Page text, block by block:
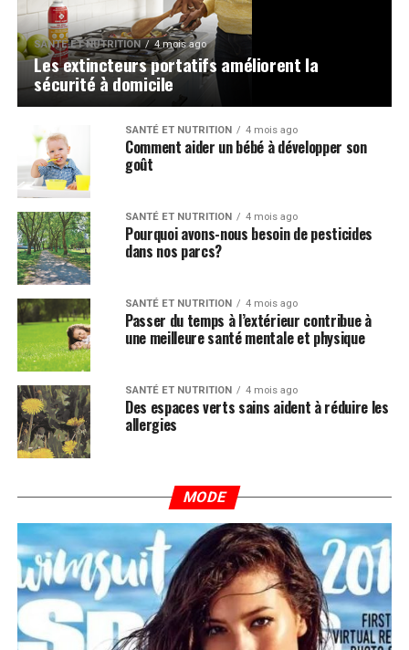
SANTÉ ET NUTRITION 4 mois ago
Les extincteurs portatifs améliorent la
sécurité à domicile
SANTÉ ET NUTRITION 4 mois ago
Comment aider un bébé à développer son
goût
SANTÉ ET NUTRITION 4 mois ago
Pourquoi avons-nous besoin de pesticides
dans nos parcs?
SANTÉ ET NUTRITION 4 mois ago
Passer du temps à l’extérieur contribue à
une meilleure santé mentale et physique
SANTÉ ET NUTRITION 4 mois ago
Des espaces verts sains aident à réduire les
allergies
MODE